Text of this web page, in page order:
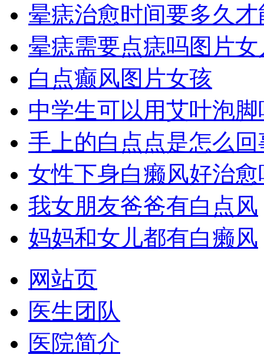
晕痣治愈时间要多久
晕痣需要点痣吗图片女
白点癫风图片女孩
中学生可以用艾叶泡
手上的白点点是怎么
女性下身白癞风好治愈
我女朋友爸爸有白点风
妈妈和女儿都有白癞风
网站页
医生团队
医院简介